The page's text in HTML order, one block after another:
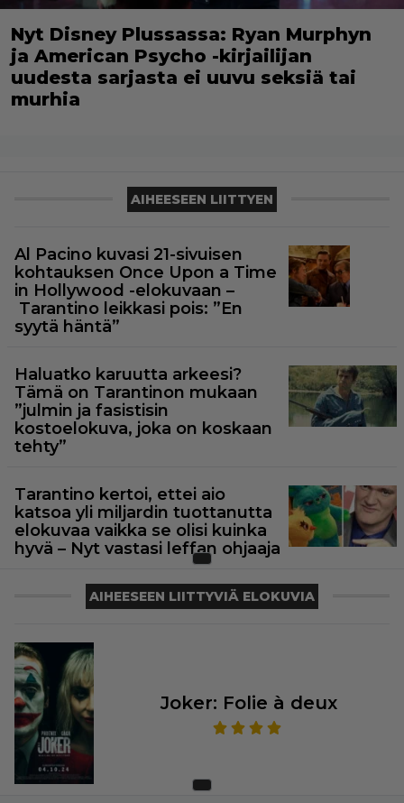
Nyt Disney Plussassa: Ryan Murphyn
ja American Psycho -kirjailijan
uudesta sarjasta ei uuvu seksiä tai
murhia
AIHEESEEN LIITTYEN
Al Pacino kuvasi 21-sivuisen
kohtauksen Once Upon a Time
in Hollywood -elokuvaan –
Tarantino leikkasi pois: ”En
syytä häntä”
Haluatko karuutta arkeesi?
Tämä on Tarantinon mukaan
”julmin ja fasistisin
kostoelokuva, joka on koskaan
tehty”
Tarantino kertoi, ettei aio
katsoa yli miljardin tuottanutta
elokuvaa vaikka se olisi kuinka
hyvä – Nyt vastasi leffan ohjaaja
AIHEESEEN LIITTYVIÄ ELOKUVIA
Joker: Folie à deux